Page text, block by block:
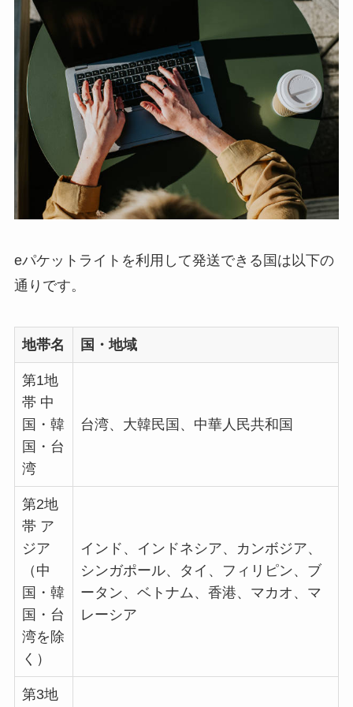
eパケットライトを利用して発送できる国は以下の
通りです。
地帯名 国・地域
第1地
帯 中
国・韓
国・台
湾
台湾、大韓民国、中華人民共和国
第2地
帯 ア
ジア
（中
国・韓
国・台
湾を除
く）
インド、インドネシア、カンボジア、
シンガポール、タイ、フィリピン、ブ
ータン、ベトナム、香港、マカオ、マ
レーシア
第3地